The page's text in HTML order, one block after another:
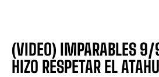
(VIDEO) IMPARABLES 9/
HIZO RESPETAR EL